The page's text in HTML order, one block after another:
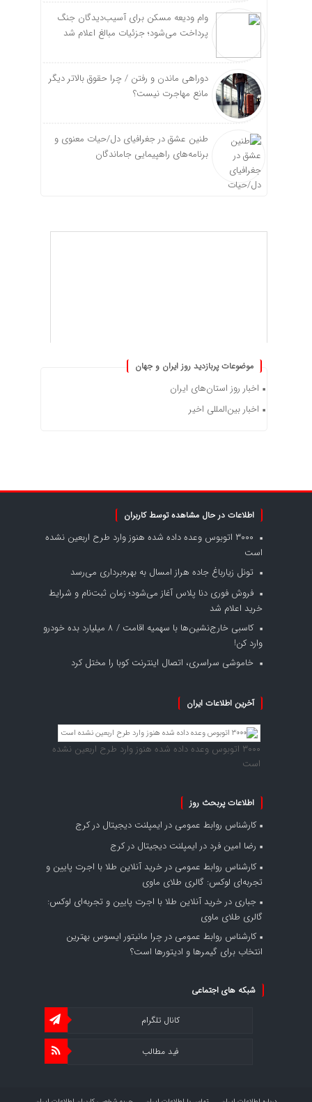
وام ودیعه مسکن برای آسیب‌دیدگان جنگ
پرداخت می‌شود؛ جزئیات مبالغ اعلام شد
دوراهی ماندن و رفتن / چرا حقوق بالاتر دیگر
مانع مهاجرت نیست؟
طنین عشق در جغرافیای دل/حیات معنوی و
برنامه‌های راهپیمایی جاماندگان
موضوعات پربازدید روز ایران و جهان
اخبار روز استان‌های ایران
اخبار بین‌المللی اخیر
اطلاعات در حال مشاهده توسط کاربران
۳۰۰۰ اتوبوس وعده داده شده هنوز وارد طرح اربعین نشده
است
تونل زیارباغ جاده هراز امسال به بهره‌برداری می‌رسد
فروش فوری دنا پلاس آغاز می‌شود؛ زمان ثبت‌نام و شرایط
خرید اعلام شد
کاسبی خارج‌نشین‌ها با سهمیه اقامت / ۸ میلیارد بده خودرو
وارد کن!
خاموشی سراسری، اتصال اینترنت کوبا را مختل کرد
آخرین اطلاعات ایران
۳۰۰۰ اتوبوس وعده داده شده هنوز وارد طرح اربعین نشده
است
اطلاعات پربحث روز
کارشناس روابط عمومی در ایمپلنت دیجیتال در کرج
رضا امین فرد در ایمپلنت دیجیتال در کرج
کارشناس روابط عمومی در خرید آنلاین طلا با اجرت پایین و
تجربه‌ای لوکس: گالری طلای ماوی
جباری در خرید آنلاین طلا با اجرت پایین و تجربه‌ای لوکس:
گالری طلای ماوی
کارشناس روابط عمومی در چرا مانیتور ایسوس بهترین
انتخاب برای گیمرها و ادیتورها است؟
شبکه های اجتماعی
کانال تلگرام
فید مطالب